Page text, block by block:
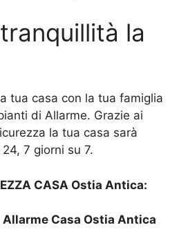
la
tua casa con la tua famiglia
di Allarme. Grazie ai
la tua casa sarà
7 giorni su 7.
CASA Ostia Antica:
Casa Ostia Antica